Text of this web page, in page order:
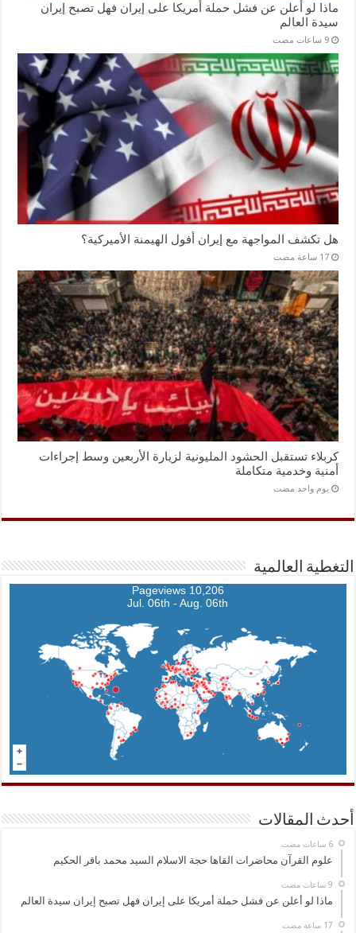
ماذا لو أعلن عن فشل حملة أمريكا على إيران فهل تصبح إيران
سيدة العالم
‏9 ساعات مضت
هل تكشف المواجهة مع إيران أفول الهيمنة الأميركية؟
‏17 ساعة مضت
كربلاء تستقبل الحشود المليونية لزيارة الأربعين وسط إجراءات
أمنية وخدمية متكاملة
‏يوم واحد مضت
التغطية العالمية
10,206 Pageviews
Jul. 06th - Aug. 06th
أحدث المقالات
‏6 ساعات مضت
علوم القرآن محاضرات القاها حجة الاسلام السيد محمد باقر الحكيم
ماذا لو أعلن عن فشل حملة أمريكا على إيران فهل تصبح إيران سيدة العالم